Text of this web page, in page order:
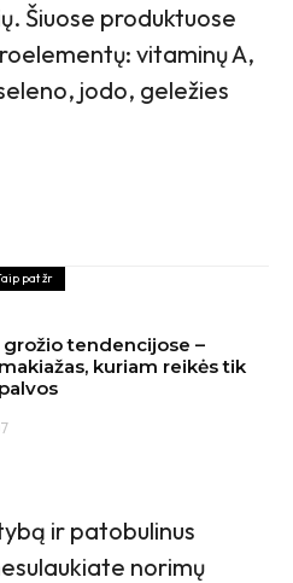
Šiuose produktuose
vitaminų A,
jodo, geležies
pat žr
tendencijose –
kuriam reikės tik
ir patobulinus
norimų